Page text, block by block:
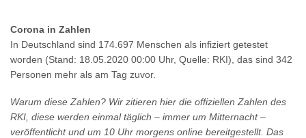
Corona in Zahlen
In Deutschland sind 174.697 Menschen als infiziert getestet
worden (Stand: 18.05.2020 00:00 Uhr, Quelle: RKI), das sind 342
Personen mehr als am Tag zuvor.
Warum diese Zahlen? Wir zitieren hier die offiziellen Zahlen des
RKI, diese werden einmal täglich – immer um Mitternacht –
veröffentlicht und um 10 Uhr morgens online bereitgestellt. Das